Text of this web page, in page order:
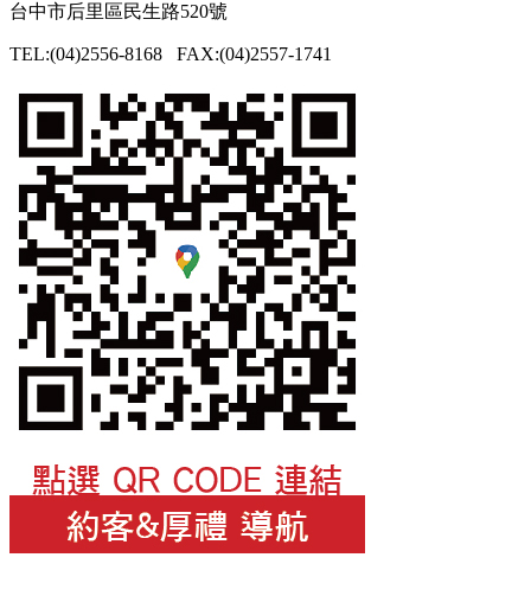
台中市后里區民生路520號
TEL:(04)2556-8168 FAX:(04)2557-1741